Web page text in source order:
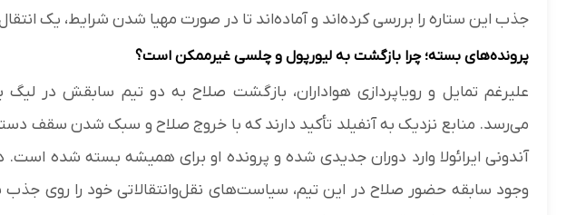
جذب این ستاره را بررسی کرده‌اند و آماده‌اند تا در صورت مهیا شدن شرایط، یک انتقال
پرونده‌های بسته؛ چرا بازگشت به لیورپول و چلسی غیرممکن است؟
علیرغم تمایل و رویاپردازی هواداران، بازگشت صلاح به دو تیم سابقش در لیگ
می‌رسد. منابع نزدیک به آنفیلد تأکید دارند که با خروج صلاح و سبک شدن سقف
آندونی ایرائولا وارد دوران جدیدی شده و پرونده او برای همیشه بسته شده است.
وجود سابقه حضور صلاح در این تیم، سیاست‌های نقل‌وانتقالاتی خود را روی جذب